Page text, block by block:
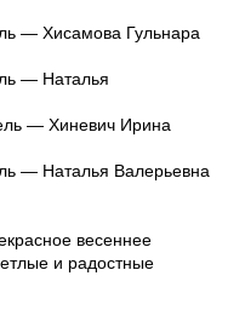
— Хисамова Гульнара
— Наталья
— Хиневич Ирина
— Наталья Валерьевна
весеннее
и радостные